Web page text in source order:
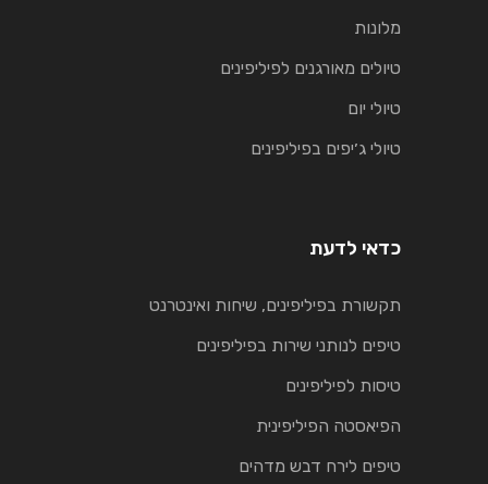
מלונות
טיולים מאורגנים לפיליפינים
טיולי יום
טיולי ג׳יפים בפיליפינים
כדאי לדעת
תקשורת בפיליפינים, שיחות ואינטרנט
טיפים לנותני שירות בפיליפינים
טיסות לפיליפינים
הפיאסטה הפיליפינית
טיפים לירח דבש מדהים